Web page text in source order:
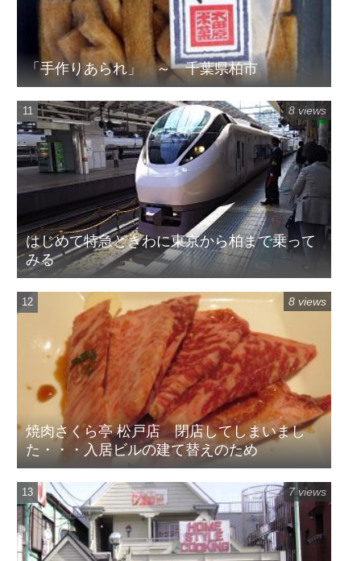
「手作りあられ」 ～ 千葉県柏市
はじめて特急ときわに東京から柏まで乗って
みる
8 views
焼肉さくら亭 松戸店 閉店してしまいまし
た・・・入居ビルの建て替えのため
8 views
7 views